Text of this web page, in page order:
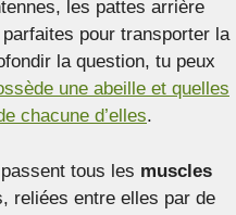
les pattes arrière
pour transporter la
la question, tu peux
une abeille et quelles
chacune d’elles.
tous les muscles
reliées entre elles par de